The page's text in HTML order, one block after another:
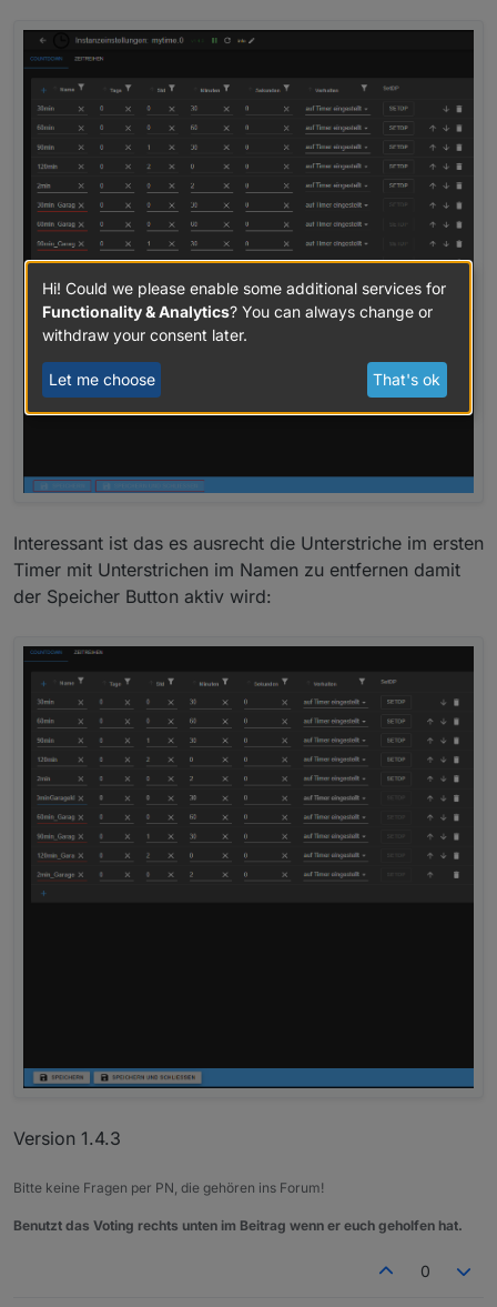
Interessant ist das es ausrecht die Unterstriche im ersten
Timer mit Unterstrichen im Namen zu entfernen damit
der Speicher Button aktiv wird:
Version 1.4.3
Bitte keine Fragen per PN, die gehören ins Forum!
Benutzt das Voting rechts unten im Beitrag wenn er euch geholfen hat.
0
Hi! Could we please enable some additional services for
Functionality & Analytics? You can always change or
withdraw your consent later.
Let me choose That's ok